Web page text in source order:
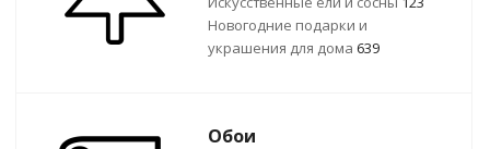
Новогодние подарки и
украшения для дома 639
Обои